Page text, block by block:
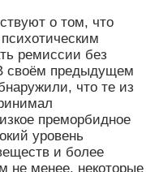
о том, что
ремиссии без
своём предыдущем
что те из
преморбидное
уровень
и более
не менее, некоторые